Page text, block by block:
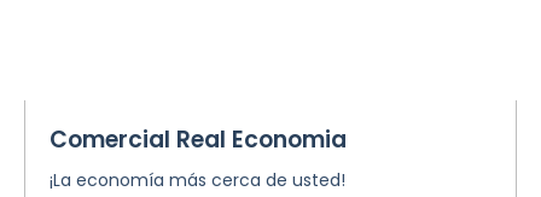
Comercial Real Economia
¡La economía más cerca de usted!